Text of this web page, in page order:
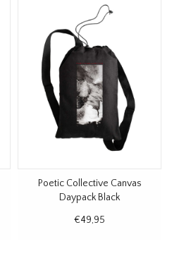
Poetic Collective Canvas
Daypack Black
€49,95